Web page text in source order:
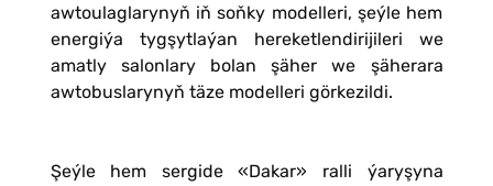
awtoulaglarynyň iň soňky modelleri, şeýle hem
energiýa tygşytlaýan hereketlendirijileri we
amatly salonlary bolan şäher we şäherara
awtobuslarynyň täze modelleri görkezildi.
Şeýle hem sergide «Dakar» ralli ýaryşyna